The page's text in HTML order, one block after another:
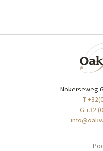
Nokerseweg
T
G +32